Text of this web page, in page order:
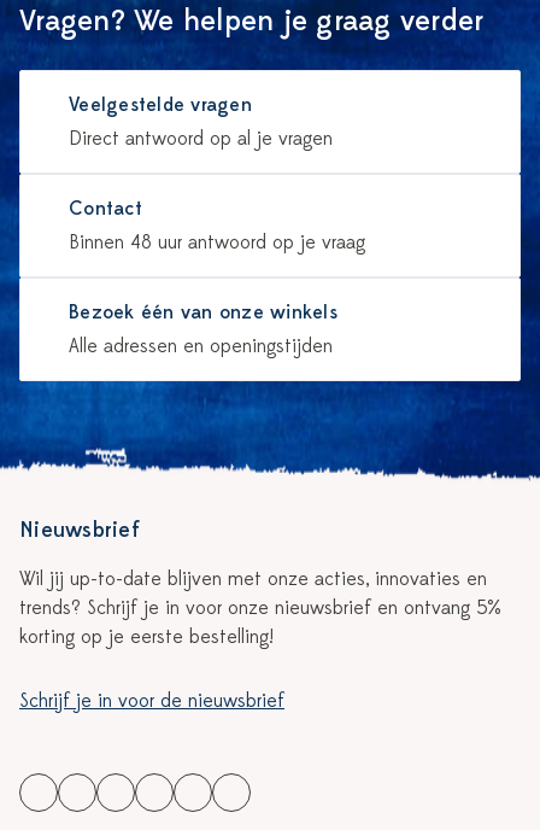
Vragen? We helpen je graag verder
Veelgestelde vragen
Direct antwoord op al je vragen
Contact
Binnen 48 uur antwoord op je vraag
Bezoek één van onze winkels
Alle adressen en openingstijden
Nieuwsbrief
Wil jij up-to-date blijven met onze acties, innovaties en
trends? Schrijf je in voor onze nieuwsbrief en ontvang 5%
korting op je eerste bestelling!
Schrijf je in voor de nieuwsbrief